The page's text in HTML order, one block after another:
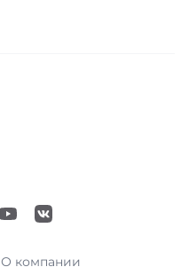
О компании